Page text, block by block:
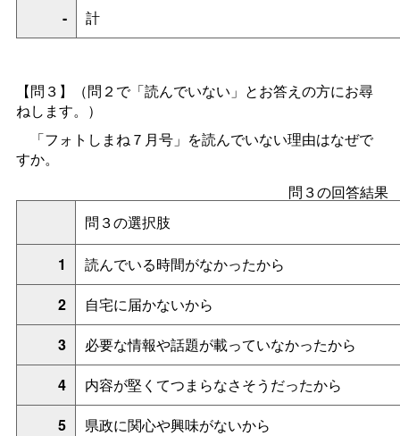
-
計
【問３】 （問２で「読んでいない」 とお答えの方にお尋
ねします。 ）
「フォトしまね７月号」を読んでいない理由はなぜで
すか。
問３の回答結果
問３の選択肢
1
読んでいる時間がなかったから
2
自宅に届かないから
3
必要な情報や話題が載っていなかったから
4
内容が堅くてつまらなさそうだったから
5
県政に関心や興味がないから